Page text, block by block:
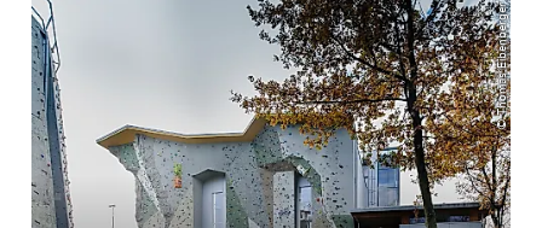
© Thomas Eibenberger